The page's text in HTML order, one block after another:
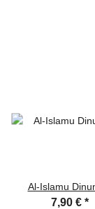
Al-Islamu
7,90 € *